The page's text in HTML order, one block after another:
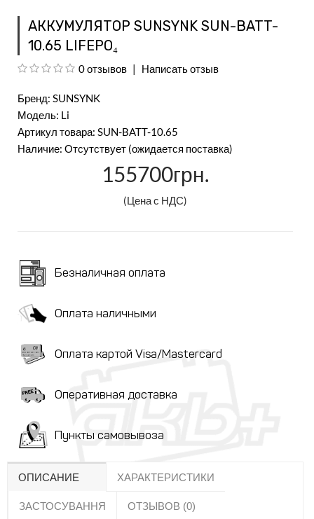
АККУМУЛЯТОР SUNSYNK SUN-BATT-
10.65 LIFEPO₄
0 отзывов Написать отзыв
Бренд: SUNSYNK
Модель: Li
Артикул товара: SUN-BATT-10.65
Наличие: Отсутствует (ожидается поставка)
155700грн.
(Цена с НДС)
Безналичная оплата
Оплата наличными
Оплата картой Visa/Mastercard
Оперативная доставка
Пункты самовывоза
ОПИСАНИЕ ХАРАКТЕРИСТИКИ
ЗАСТОСУВАННЯ ОТЗЫВОВ (0)